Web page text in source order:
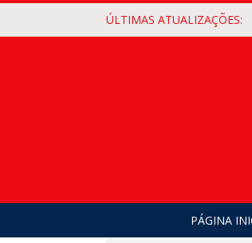
ÚLTIMAS ATUALIZAÇÕES:
PÁGINA